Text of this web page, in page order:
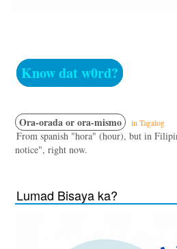
Know dat w0rd?
Ora-orada or ora-mismo in Tagalog
From spanish "hora" (hour), but in
notice", right now.
Lumad Bisaya ka?